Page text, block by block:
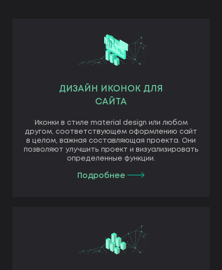
ДИЗАЙН ИКОНОК ДЛЯ
САЙТА
Иконки в стиле material design или любом
другом, соответствующем оформлению сайт
в целом, важная составляющая проекта. Они
позволяют улучшить проект и визуализировать
определенные функции.
Подробнее